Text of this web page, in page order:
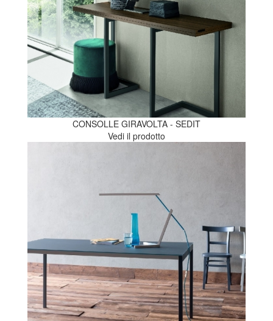
CONSOLLE GIRAVOLTA - SEDIT
Vedi il prodotto